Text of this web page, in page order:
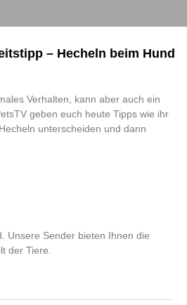
– Hecheln beim Hund
Verhalten, kann aber auch ein
geben euch heute Tipps wie ihr
unterscheiden und dann
Unsere Sender bieten Ihnen die
der Tiere.